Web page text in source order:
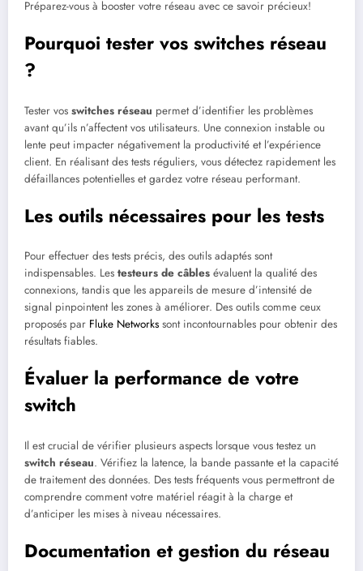
Préparez-vous à booster votre réseau avec ce savoir précieux!
Pourquoi tester vos switches réseau
?
Tester vos switches réseau permet d’identifier les problèmes
avant qu’ils n’affectent vos utilisateurs. Une connexion instable ou
lente peut impacter négativement la productivité et l’expérience
client. En réalisant des tests réguliers, vous détectez rapidement les
défaillances potentielles et gardez votre réseau performant.
Les outils nécessaires pour les tests
Pour effectuer des tests précis, des outils adaptés sont
indispensables. Les testeurs de câbles évaluent la qualité des
connexions, tandis que les appareils de mesure d’intensité de
signal pinpointent les zones à améliorer. Des outils comme ceux
proposés par Fluke Networks sont incontournables pour obtenir des
résultats fiables.
Évaluer la performance de votre
switch
Il est crucial de vérifier plusieurs aspects lorsque vous testez un
switch réseau. Vérifiez la latence, la bande passante et la capacité
de traitement des données. Des tests fréquents vous permettront de
comprendre comment votre matériel réagit à la charge et
d’anticiper les mises à niveau nécessaires.
Documentation et gestion du réseau